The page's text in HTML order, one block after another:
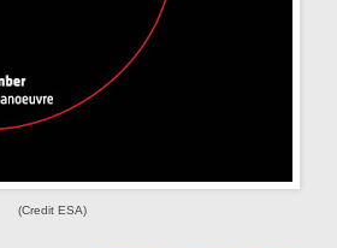
(Credit ESA)